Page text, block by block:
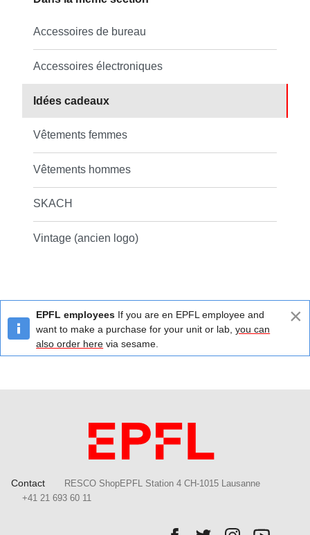
Accessoires de bureau
Accessoires électroniques
Idées cadeaux
Vêtements femmes
Vêtements hommes
SKACH
Vintage (ancien logo)
EPFL employees If you are en EPFL employee and
want to make a purchase for your unit or lab,you can
also order here via sesame.
×
Contact
RESCO ShopEPFL Station 4 CH-1015 Lausanne
+41 21 693 60 11
Follow us on Facebook.
Follow us on Twitter.
Follow us on
Follow